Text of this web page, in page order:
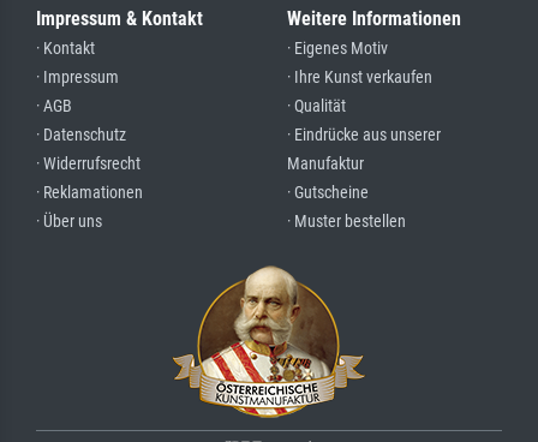
Impressum & Kontakt
· Kontakt
· Impressum
· AGB
· Datenschutz
· Widerrufsrecht
· Reklamationen
· Über uns
Weitere Informationen
· Eigenes Motiv
· Ihre Kunst verkaufen
· Qualität
· Eindrücke aus unserer
Manufaktur
· Gutscheine
· Muster bestellen